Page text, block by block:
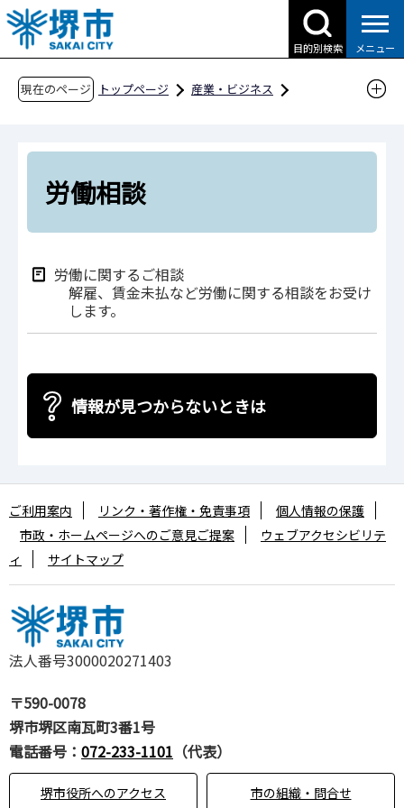
こ
の
ペ
目的別検索 メニュー
現在のページ トップページ
産業・ビジネス
すでに働いている方
労働相談
労働相談
労働に関するご相談
解雇、賃金未払など労働に関する相談をお受け
します。
情報が見つからないときは
法人番号3000020271403
〒590-0078
堺市堺区南瓦町3番1号
電話番号： 072-233-1101 （代表）
堺市役所へのアクセス 市の組織・問合せ
ご利用案内 リンク・著作権・免責事項
個人情報の保護
市政・ホームページへのご意見ご提案
ウェブアクセシビリテ
ィ
サイトマップ